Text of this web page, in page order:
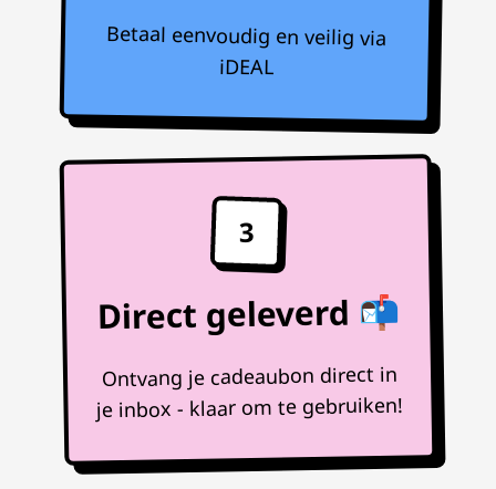
Betaal eenvoudig en veilig via
iDEAL
3
Direct geleverd 📬
Ontvang je cadeaubon direct in
je inbox - klaar om te gebruiken!